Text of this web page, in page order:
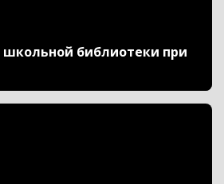
библиотеки при